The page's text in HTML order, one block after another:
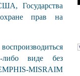
Государства
прав на
либо виде без
MISRAIM